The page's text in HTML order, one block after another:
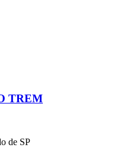
TREM
de SP